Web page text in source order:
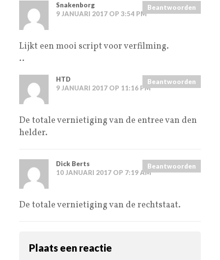
Snakenborg
9 JANUARI 2017 OP 3:54 PM
Beantwoorden
Lijkt een mooi script voor verfilming.
..
HTD
9 JANUARI 2017 OP 11:16 PM
Beantwoorden
De totale vernietiging van de entree van den
helder.
Dick Berts
10 JANUARI 2017 OP 7:19 AM
Beantwoorden
De totale vernietiging van de rechtstaat.
Plaats een reactie